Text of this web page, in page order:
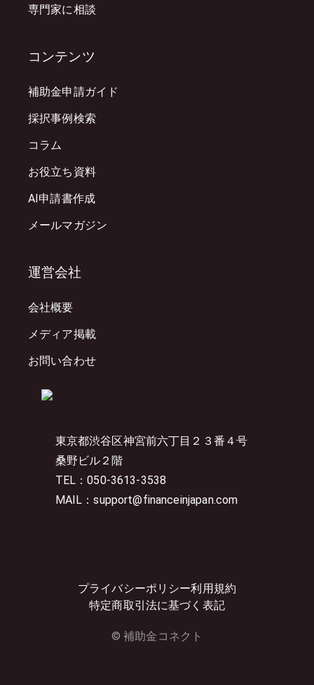
東京都渋谷区神宮前六丁目２３番４号
桑野ビル２階
TEL：050-3613-3538
MAIL：support@financeinjapan.com
プライバシーポリシー利用規約
特定商取引法に基づく表記
© 補助金コネクト
専門家に相談
コンテンツ
補助金申請ガイド
採択事例検索
コラム
お役立ち資料
AI申請書作成
メールマガジン
運営会社
会社概要
メディア掲載
お問い合わせ